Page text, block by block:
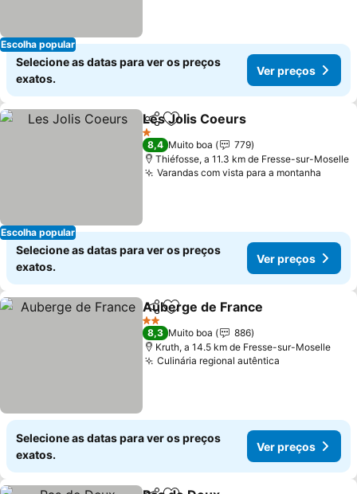
Escolha popular
Selecione as datas para ver os preços
exatos.
Ver preços
Escolha popular
PartilharAdicionar aos favoritos
Les Jolis Coeurs
1 Estrelas
8,4 Muito boa
779
Thiéfosse, a 11.3 km de Fresse-sur-Moselle
Varandas com vista para a montanha
Selecione as datas para ver os preços
exatos.
Ver preços
PartilharAdicionar aos favoritos
Auberge de France
2 Estrelas
8,3 Muito boa
886
Kruth, a 14.5 km de Fresse-sur-Moselle
Culinária regional autêntica
Selecione as datas para ver os preços
exatos.
Ver preços